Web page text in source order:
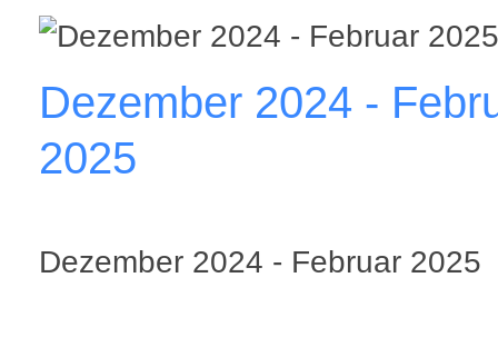
Dezember 2024 -
2025
Dezember 2024 - Februar 2025